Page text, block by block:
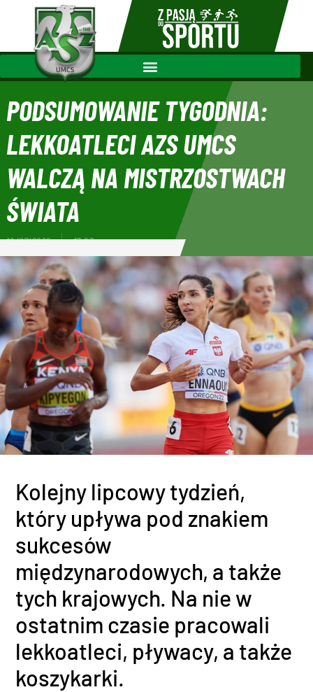
PODSUMOWANIE TYGODNIA:
LEKKOATLECI AZS UMCS
WALCZĄ NA MISTRZOSTWACH
ŚWIATA
18/07/2022 17:03
Kolejny lipcowy tydzień,
który upływa pod znakiem
sukcesów
międzynarodowych, a także
tych krajowych. Na nie w
ostatnim czasie pracowali
lekkoatleci, pływacy, a także
koszykarki.